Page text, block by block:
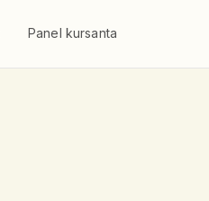
Panel kursanta